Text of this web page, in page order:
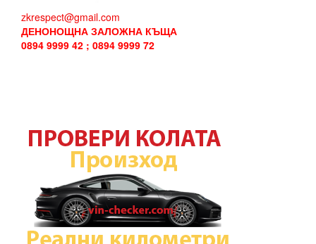
zkrespect@gmail.com
ДЕНОНОЩНА ЗАЛОЖНА КЪЩА
0894 9999 42 ; 0894 9999 72